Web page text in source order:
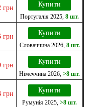
грн Купити
Португалія 2025 8 шт.
грн Купити
Словаччина2026, 8 шт.
грн Купити
Німеччина 2026 >8 шт.
грн Купити
Румунія 2025 >8 шт.